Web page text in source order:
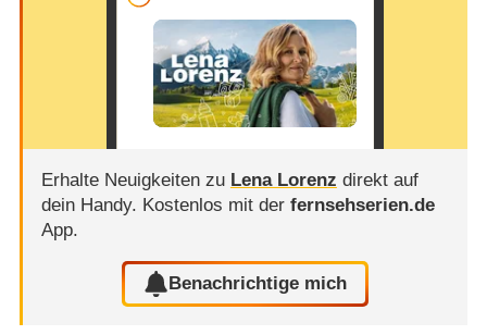
Erhalte Neuigkeiten zu Lena Lorenz direkt auf
dein Handy. Kostenlos mit der fernsehserien.de
App.
Benachrichtige mich